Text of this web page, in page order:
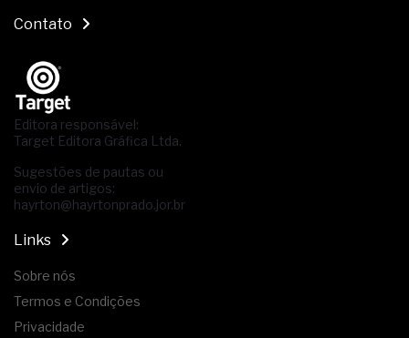
Contato
Editora responsável:
Target Editora Gráfica Ltda.
Sugestões de pautas ou
envio de artigos:
hayrton@hayrtonprado.jor.br
Links
Sobre nós
Termos e Condições
Privacidade